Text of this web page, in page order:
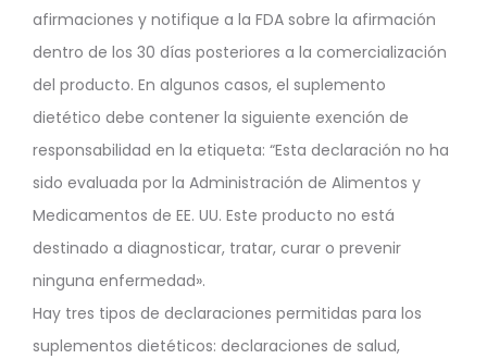
afirmaciones y notifique a la FDA sobre la afirmación
dentro de los 30 días posteriores a la comercialización
del producto. En algunos casos, el suplemento
dietético debe contener la siguiente exención de
responsabilidad en la etiqueta: “Esta declaración no ha
sido evaluada por la Administración de Alimentos y
Medicamentos de EE. UU. Este producto no está
destinado a diagnosticar, tratar, curar o prevenir
ninguna enfermedad».
Hay tres tipos de declaraciones permitidas para los
suplementos dietéticos: declaraciones de salud,